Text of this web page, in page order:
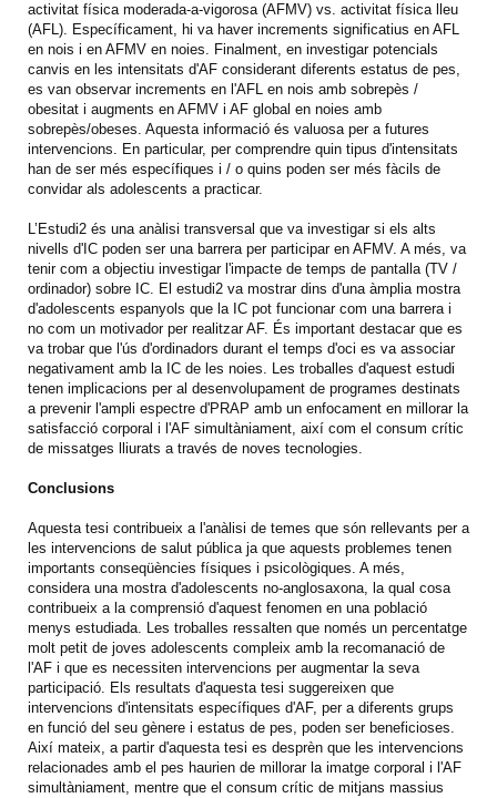
activitat física moderada-a-vigorosa (AFMV) vs. activitat física lleu
(AFL). Específicament, hi va haver increments significatius en AFL
en nois i en AFMV en noies. Finalment, en investigar potencials
canvis en les intensitats d'AF considerant diferents estatus de pes,
es van observar increments en l'AFL en nois amb sobrepès /
obesitat i augments en AFMV i AF global en noies amb
sobrepès/obeses. Aquesta informació és valuosa per a futures
intervencions. En particular, per comprendre quin tipus d'intensitats
han de ser més específiques i / o quins poden ser més fàcils de
convidar als adolescents a practicar.
L’Estudi2 és una anàlisi transversal que va investigar si els alts
nivells d'IC poden ser una barrera per participar en AFMV. A més, va
tenir com a objectiu investigar l'impacte de temps de pantalla (TV /
ordinador) sobre IC. El estudi2 va mostrar dins d'una àmplia mostra
d'adolescents espanyols que la IC pot funcionar com una barrera i
no com un motivador per realitzar AF. És important destacar que es
va trobar que l'ús d'ordinadors durant el temps d'oci es va associar
negativament amb la IC de les noies. Les troballes d'aquest estudi
tenen implicacions per al desenvolupament de programes destinats
a prevenir l'ampli espectre d'PRAP amb un enfocament en millorar la
satisfacció corporal i l'AF simultàniament, així com el consum crític
de missatges lliurats a través de noves tecnologies.
Conclusions
Aquesta tesi contribueix a l'anàlisi de temes que són rellevants per a
les intervencions de salut pública ja que aquests problemes tenen
importants conseqüències físiques i psicològiques. A més,
considera una mostra d'adolescents no-anglosaxona, la qual cosa
contribueix a la comprensió d'aquest fenomen en una població
menys estudiada. Les troballes ressalten que només un percentatge
molt petit de joves adolescents compleix amb la recomanació de
l'AF i que es necessiten intervencions per augmentar la seva
participació. Els resultats d'aquesta tesi suggereixen que
intervencions d'intensitats específiques d'AF, per a diferents grups
en funció del seu gènere i estatus de pes, poden ser beneficioses.
Així mateix, a partir d'aquesta tesi es desprèn que les intervencions
relacionades amb el pes haurien de millorar la imatge corporal i l'AF
simultàniament, mentre que el consum crític de mitjans massius